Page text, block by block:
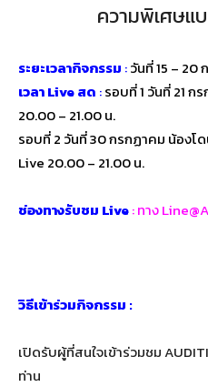
ความพิเศษแ
ระยะเวลากิจกรรม :วันที่ 15 – 20
เวลา Live สด :รอบที่ 1 วันที่ 21 ก
20.00 – 21.00 น.
รอบที่ 2 วันที่ 30 กรกฏาคม น้องโด
Live 20.00 – 21.00 น.
ช่องทางรับชม Live: ทาง
วิธีเข้าร่วมกิจกรรม :
เปิดรับผู้ที่สนใจเข้าร่วมชม
ท่าน